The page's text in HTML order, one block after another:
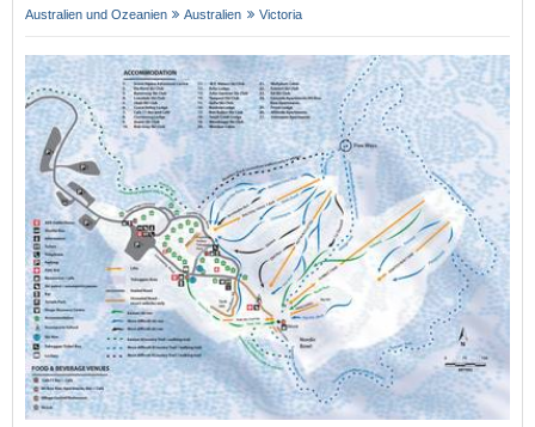
Australien und Ozeanien Australien Victoria